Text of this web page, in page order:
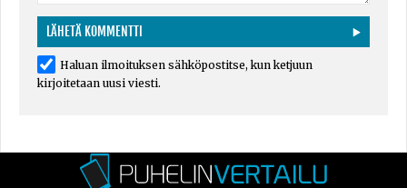
Haluan ilmoituksen sähköpostitse, kun ketjuun
kirjoitetaan uusi viesti.